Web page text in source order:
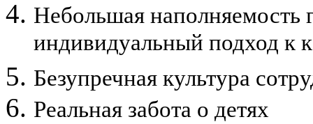
Небольшая наполняемость
индивидуальный подход к
Безупречная культура
Реальная забота о детях